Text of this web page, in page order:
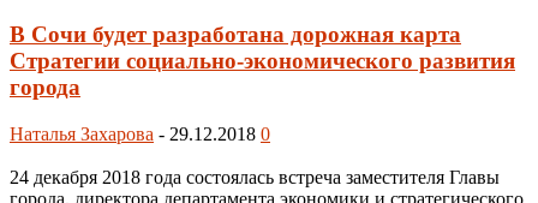
В Сочи будет разработана дорожная карта
Стратегии социально-экономического развития
города
Наталья Захарова - 29.12.2018 0
24 декабря 2018 года состоялась встреча заместителя Главы
города, директора департамента экономики и стратегического